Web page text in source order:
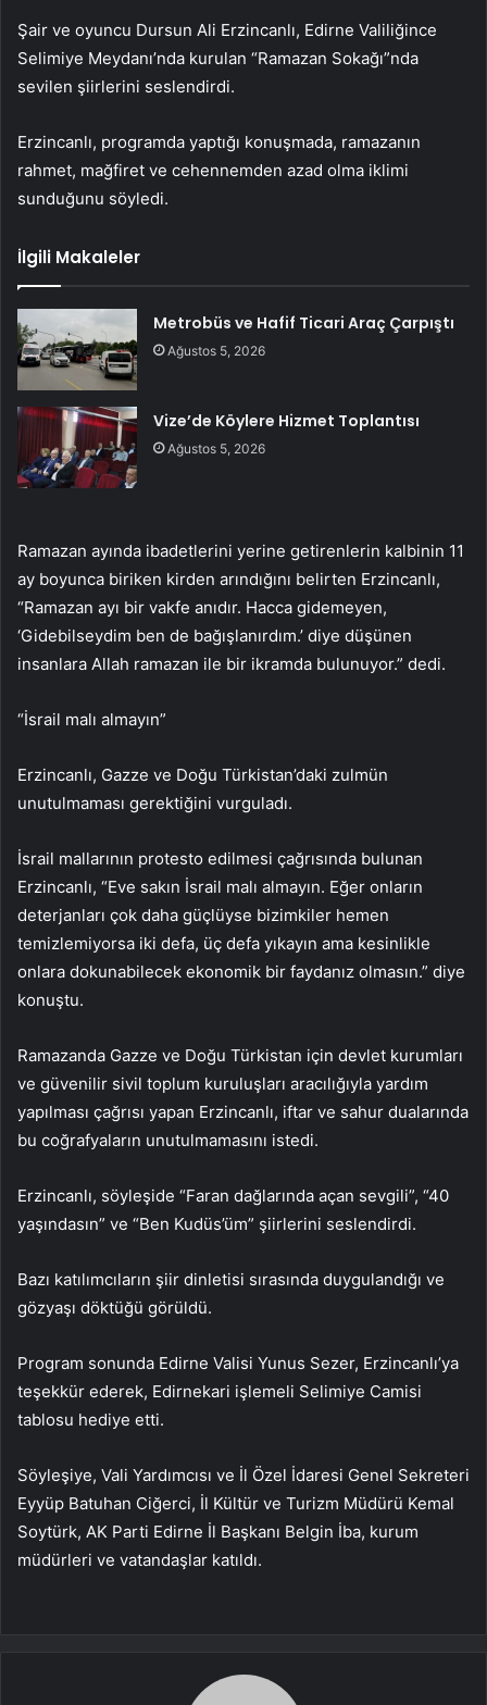
Şair ve oyuncu Dursun Ali Erzincanlı, Edirne Valiliğince
Selimiye Meydanı’nda kurulan “Ramazan Sokağı”nda
sevilen şiirlerini seslendirdi.
Erzincanlı, programda yaptığı konuşmada, ramazanın
rahmet, mağfiret ve cehennemden azad olma iklimi
sunduğunu söyledi.
İlgili Makaleler
Metrobüs ve Hafif Ticari Araç Çarpıştı
Ağustos 5, 2026
Vize’de Köylere Hizmet Toplantısı
Ağustos 5, 2026
Ramazan ayında ibadetlerini yerine getirenlerin kalbinin 11
ay boyunca biriken kirden arındığını belirten Erzincanlı,
“Ramazan ayı bir vakfe anıdır. Hacca gidemeyen,
‘Gidebilseydim ben de bağışlanırdım.’ diye düşünen
insanlara Allah ramazan ile bir ikramda bulunuyor.” dedi.
“İsrail malı almayın”
Erzincanlı, Gazze ve Doğu Türkistan’daki zulmün
unutulmaması gerektiğini vurguladı.
İsrail mallarının protesto edilmesi çağrısında bulunan
Erzincanlı, “Eve sakın İsrail malı almayın. Eğer onların
deterjanları çok daha güçlüyse bizimkiler hemen
temizlemiyorsa iki defa, üç defa yıkayın ama kesinlikle
onlara dokunabilecek ekonomik bir faydanız olmasın.” diye
konuştu.
Ramazanda Gazze ve Doğu Türkistan için devlet kurumları
ve güvenilir sivil toplum kuruluşları aracılığıyla yardım
yapılması çağrısı yapan Erzincanlı, iftar ve sahur dualarında
bu coğrafyaların unutulmamasını istedi.
Erzincanlı, söyleşide “Faran dağlarında açan sevgili”, “40
yaşındasın” ve “Ben Kudüs’üm” şiirlerini seslendirdi.
Bazı katılımcıların şiir dinletisi sırasında duygulandığı ve
gözyaşı döktüğü görüldü.
Program sonunda Edirne Valisi Yunus Sezer, Erzincanlı’ya
teşekkür ederek, Edirnekari işlemeli Selimiye Camisi
tablosu hediye etti.
Söyleşiye, Vali Yardımcısı ve İl Özel İdaresi Genel Sekreteri
Eyyüp Batuhan Ciğerci, İl Kültür ve Turizm Müdürü Kemal
Soytürk, AK Parti Edirne İl Başkanı Belgin İba, kurum
müdürleri ve vatandaşlar katıldı.